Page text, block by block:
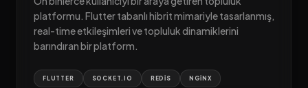
platformu. Flutter tabanlı hibrit mimariyle tasarlanmış,
real-time etkileşimleri ve topluluk dinamiklerini
barındıran bir platform.
FLUTTER SOCKET.IO REDIS NGINX